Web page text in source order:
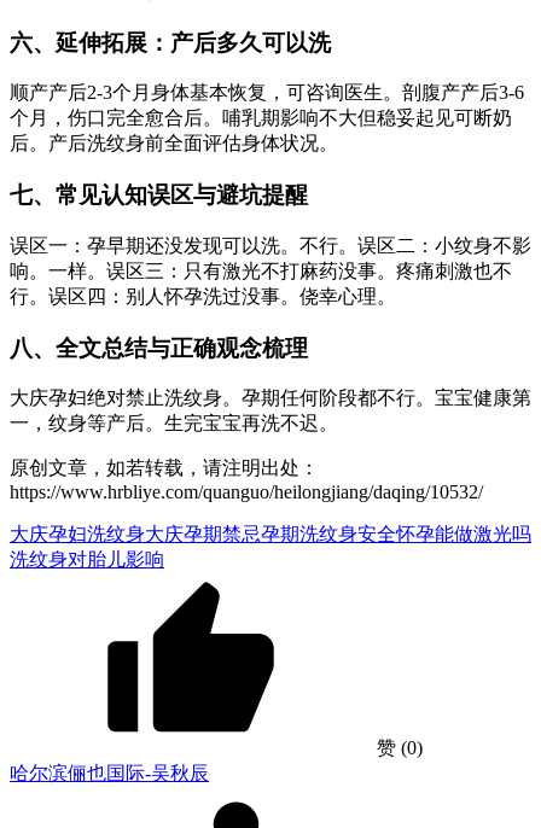
六、延伸拓展：产后多久可以洗
顺产产后2-3个月身体基本恢复，可咨询医生。剖腹产产后3-6
个月，伤口完全愈合后。哺乳期影响不大但稳妥起见可断奶
后。产后洗纹身前全面评估身体状况。
七、常见认知误区与避坑提醒
误区一：孕早期还没发现可以洗。不行。误区二：小纹身不影
响。一样。误区三：只有激光不打麻药没事。疼痛刺激也不
行。误区四：别人怀孕洗过没事。侥幸心理。
八、全文总结与正确观念梳理
大庆孕妇绝对禁止洗纹身。孕期任何阶段都不行。宝宝健康第
一，纹身等产后。生完宝宝再洗不迟。
原创文章，如若转载，请注明出处：
https://www.hrbliye.com/quanguo/heilongjiang/daqing/10532/
大庆孕妇洗纹身大庆孕期禁忌孕期洗纹身安全怀孕能做激光吗
洗纹身对胎儿影响
赞 (0)
哈尔滨俪也国际-吴秋辰